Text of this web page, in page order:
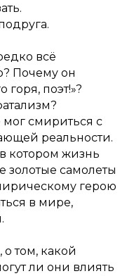
всё
Почему он
поэт!»?
мог смириться с
реальности.
котором жизнь
золотые самолеты
герою
в мире,
том, какой
ли они влиять